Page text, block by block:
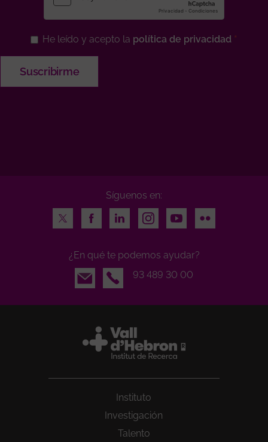
He leído y acepto la política de privacidad
Síguenos en:
Twitter
FacebookLinkedInInstagramYoutubeFlickr
¿En qué te podemos ayudar?
Email
93 489 30 00
Instituto
Investigación
Talento